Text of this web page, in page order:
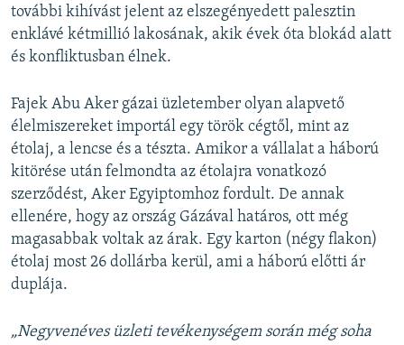
további kihívást jelent az elszegényedett palesztin
enklávé kétmillió lakosának, akik évek óta blokád alatt
és konfliktusban élnek.
Fajek Abu Aker gázai üzletember olyan alapvető
élelmiszereket importál egy török cégtől, mint az
étolaj, a lencse és a tészta. Amikor a vállalat a háború
kitörése után felmondta az étolajra vonatkozó
szerződést, Aker Egyiptomhoz fordult. De annak
ellenére, hogy az ország Gázával határos, ott még
magasabbak voltak az árak. Egy karton (négy flakon)
étolaj most 26 dollárba kerül, ami a háború előtti ár
duplája.
„Negyvenéves üzleti tevékenységem során még soha